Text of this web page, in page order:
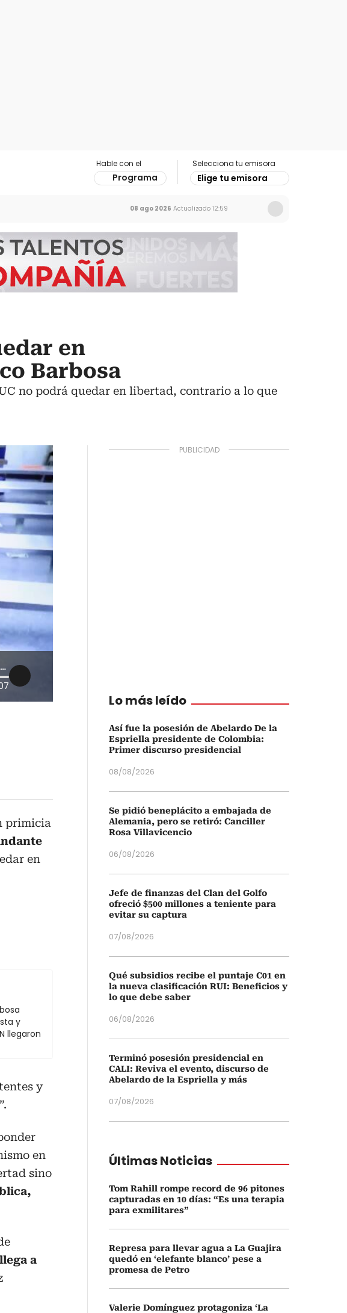
Hable con el
Programa
Selecciona tu emisora
Elige tu emisora
08 ago 2026 Actualizado 12:59
en
Barbosa
no podrá quedar en libertad, contrario a lo que
Salvatore Mancuso no podrá quedar en libertad, según el fiscal Francisco Barbosa
primicia
en
y
llegaron
y
en
sino
a
Lo más leído
Así fue la posesión de Abelardo De la
Espriella presidente de Colombia:
Primer discurso presidencial
08/08/2026
Se pidió beneplácito a embajada de
Alemania, pero se retiró: Canciller
Rosa Villavicencio
06/08/2026
Jefe de finanzas del Clan del Golfo
ofreció $500 millones a teniente para
evitar su captura
07/08/2026
Qué subsidios recibe el puntaje C01 en
la nueva clasificación RUI: Beneficios y
lo que debe saber
06/08/2026
Terminó posesión presidencial en
CALI: Reviva el evento, discurso de
Abelardo de la Espriella y más
07/08/2026
Últimas Noticias
Tom Rahill rompe record de 96 pitones
capturadas en 10 días: “Es una terapia
para exmilitares”
Represa para llevar agua a La Guajira
quedó en ‘elefante blanco’ pese a
promesa de Petro
Valerie Domínguez protagoniza ‘La